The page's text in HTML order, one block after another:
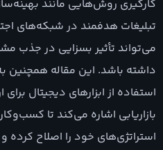
کارگیری روش‌هایی مانند
تبلیغات هدفمند در شبکه‌های
می‌تواند تأثیر بسزایی در جذب
داشته باشد. این مقاله همچنین
استفاده از ابزارهای دیجیتال
بازاریابی اشاره می‌کند تا
استراتژی‌های خود را اصلاح کرده